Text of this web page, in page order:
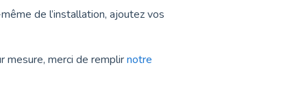
de l’installation, ajoutez vos
mesure, merci de remplirnotre